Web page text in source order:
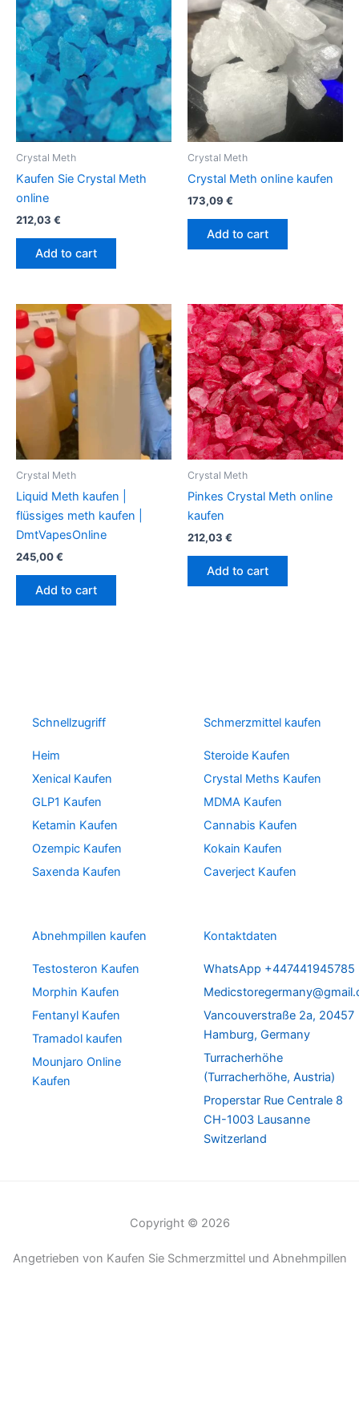
Crystal Meth
Kaufen Sie Crystal Meth
online
212,03 €
Add to cart
Crystal Meth
Crystal Meth online kaufen
173,09 €
Add to cart
Crystal Meth
Liquid Meth kaufen |
flüssiges meth kaufen |
DmtVapesOnline
245,00€
Add to cart
Crystal Meth
Pinkes Crystal Meth online
kaufen
212,03 €
Add to cart
Schnellzugriff
Heim
Xenical Kaufen
GLP1 Kaufen
Ketamin Kaufen
Ozempic Kaufen
Saxenda Kaufen
Schmerzmittel kaufen
Steroide Kaufen
Crystal Meths Kaufen
MDMA Kaufen
Cannabis Kaufen
Kokain Kaufen
Caverject Kaufen
Abnehmpillen kaufen
Testosteron Kaufen
Morphin Kaufen
Fentanyl Kaufen
Tramadol kaufen
Mounjaro Online
Kaufen
Kontaktdaten
WhatsApp +447441945785
Vancouverstraße 2a, 20457
Hamburg, Germany
Turracherhöhe
(Turracherhöhe, Austria)
Properstar Rue Centrale 8
CH-1003 Lausanne
Switzerland
Copyright © 2026
Angetrieben von Kaufen Sie Schmerzmittel und Abnehmpillen